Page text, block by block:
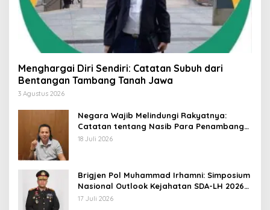
Menghargai Diri Sendiri: Catatan Subuh dari
Bentangan Tambang Tanah Jawa
3 Agustus 2026
Negara Wajib Melindungi Rakyatnya:
Catatan tentang Nasib Para Penambang
Belerang Kawah Ijen
18 Juli 2026
Brigjen Pol Muhammad Irhamni: Simposium
Nasional Outlook Kejahatan SDA-LH 2026–
2030 Beri Banyak Masukan Bagi APH
17 Juli 2026